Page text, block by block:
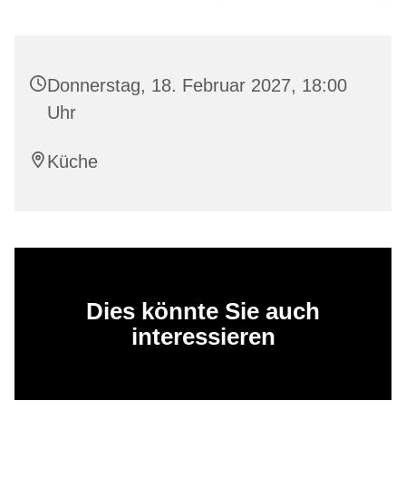
Donnerstag, 18. Februar 2027, 18:00
Uhr
Küche
Dies könnte Sie auch
interessieren